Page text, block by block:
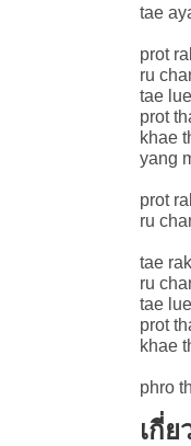
tae
prot
ru
tae
prot
khae
yang
prot
ru
tae
ru
tae
prot
khae
phro
เกี่ย